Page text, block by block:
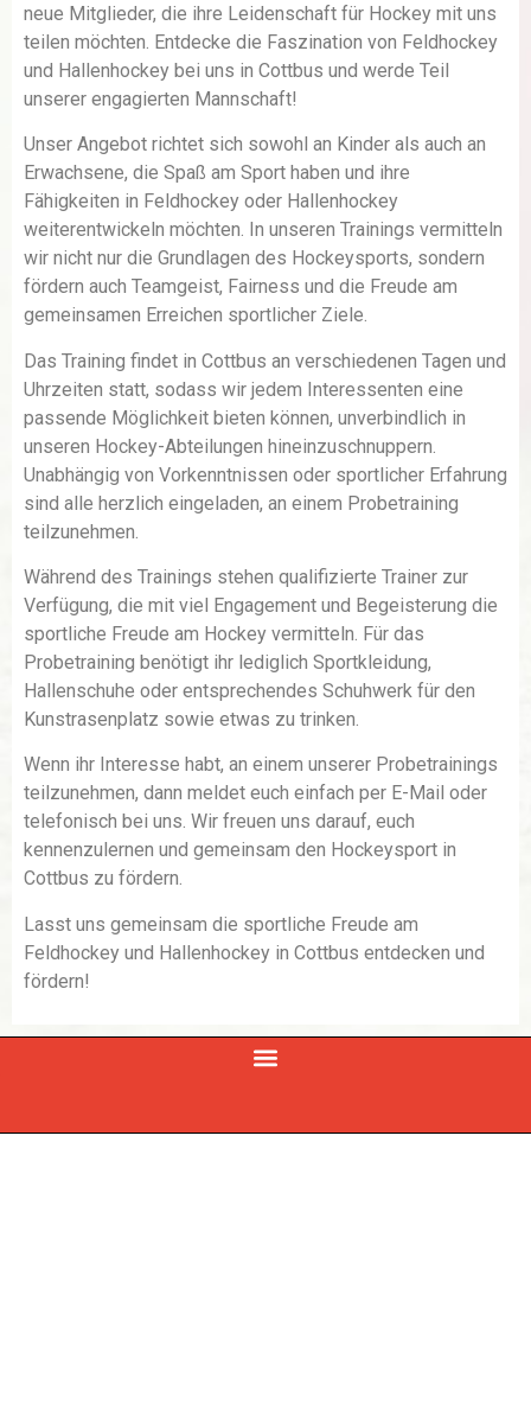
neue Mitglieder, die ihre Leidenschaft für Hockey mit uns
teilen möchten. Entdecke die Faszination von Feldhockey
und Hallenhockey bei uns in Cottbus und werde Teil
unserer engagierten Mannschaft!
Unser Angebot richtet sich sowohl an Kinder als auch an
Erwachsene, die Spaß am Sport haben und ihre
Fähigkeiten in Feldhockey oder Hallenhockey
weiterentwickeln möchten. In unseren Trainings vermitteln
wir nicht nur die Grundlagen des Hockeysports, sondern
fördern auch Teamgeist, Fairness und die Freude am
gemeinsamen Erreichen sportlicher Ziele.
Das Training findet in Cottbus an verschiedenen Tagen und
Uhrzeiten statt, sodass wir jedem Interessenten eine
passende Möglichkeit bieten können, unverbindlich in
unseren Hockey-Abteilungen hineinzuschnuppern.
Unabhängig von Vorkenntnissen oder sportlicher Erfahrung
sind alle herzlich eingeladen, an einem Probetraining
teilzunehmen.
Während des Trainings stehen qualifizierte Trainer zur
Verfügung, die mit viel Engagement und Begeisterung die
sportliche Freude am Hockey vermitteln. Für das
Probetraining benötigt ihr lediglich Sportkleidung,
Hallenschuhe oder entsprechendes Schuhwerk für den
Kunstrasenplatz sowie etwas zu trinken.
Wenn ihr Interesse habt, an einem unserer Probetrainings
teilzunehmen, dann meldet euch einfach per E-Mail oder
telefonisch bei uns. Wir freuen uns darauf, euch
kennenzulernen und gemeinsam den Hockeysport in
Cottbus zu fördern.
Lasst uns gemeinsam die sportliche Freude am
Feldhockey und Hallenhockey in Cottbus entdecken und
fördern!